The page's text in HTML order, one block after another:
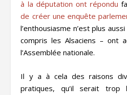
à la députation ont répondu
de créer une enquête
l’enthousiasme n’est plus
compris les Alsaciens – ont
l’Assemblée nationale.
Il y a à cela des raisons
pratiques, qu’il serait trop